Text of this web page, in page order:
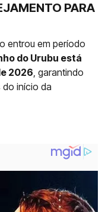
PARA
entrou em período
do Urubu está
2026, garantindo
início da